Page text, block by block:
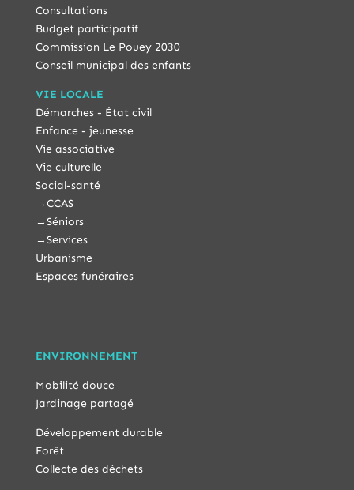
Consultations
Budget participatif
Commission Le Pouey 2030
Conseil municipal des enfants
VIE LOCALE
Démarches - État civil
Enfance - jeunesse
Vie associative
Vie culturelle
Social-santé
→CCAS
→Séniors
→Services
Urbanisme
Espaces funéraires
ENVIRONNEMENT
Mobilité douce
Jardinage partagé
Développement durable
Forêt
Collecte des déchets